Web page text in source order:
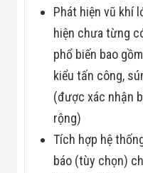
Phát hiện vũ khí
hiện chưa từng
phổ biến bao
kiểu tấn công,
(được xác nhận
rộng)
Tích hợp hệ
báo (tùy chọn)